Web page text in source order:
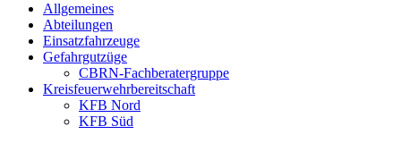
Allgemeines
Abteilungen
Einsatzfahrzeuge
Gefahrgutzüge
CBRN-Fachberatergruppe
Kreisfeuerwehrbereitschaft
KFB Nord
KFB Süd